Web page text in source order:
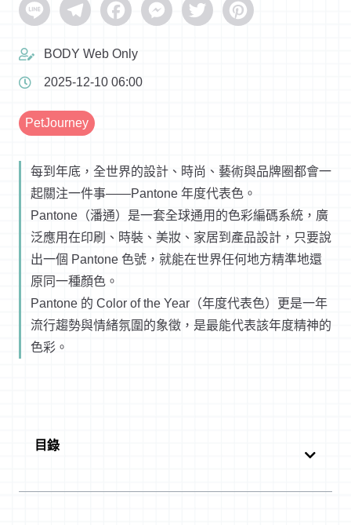
Line TelegramFacebookMessenger
Twitter Pinterest
BODY Web Only
2025-12-10 06:00
PetJourney
每到年底，全世界的設計、時尚、藝術與品牌圈都會一
起關注一件事——Pantone 年度代表色。
Pantone（潘通）是一套全球通用的色彩編碼系統，廣
泛應用在印刷、時裝、美妝、家居到產品設計，只要說
出一個 Pantone 色號，就能在世界任何地方精準地還
原同一種顏色。
Pantone 的 Color of the Year（年度代表色）更是一年
流行趨勢與情緒氛圍的象徵，是最能代表該年度精神的
色彩。
目錄